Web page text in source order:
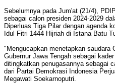
Sebelumnya pada Jum'at (21/4),
sebagai calon presiden 2024-2029
Diperluas Tiga Pilar dengan agenda
Idul Fitri 1444 Hijriah di Istana Batu
"Mengucapkan menetapkan saudara
Gubernur Jawa Tengah sebagai
ditingkatkan penugasannya sebagai
dari Partai Demokrasi Indonesia
Megawati Soekarnoputri.